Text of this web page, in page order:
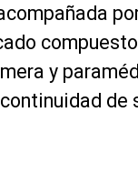
y
de